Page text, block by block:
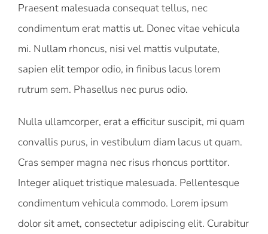
Praesent malesuada consequat tellus, nec
condimentum erat mattis ut. Donec vitae vehicula
mi. Nullam rhoncus, nisi vel mattis vulputate,
sapien elit tempor odio, in finibus lacus lorem
rutrum sem. Phasellus nec purus odio.
Nulla ullamcorper, erat a efficitur suscipit, mi quam
convallis purus, in vestibulum diam lacus ut quam.
Cras semper magna nec risus rhoncus porttitor.
Integer aliquet tristique malesuada. Pellentesque
condimentum vehicula commodo. Lorem ipsum
dolor sit amet, consectetur adipiscing elit. Curabitur